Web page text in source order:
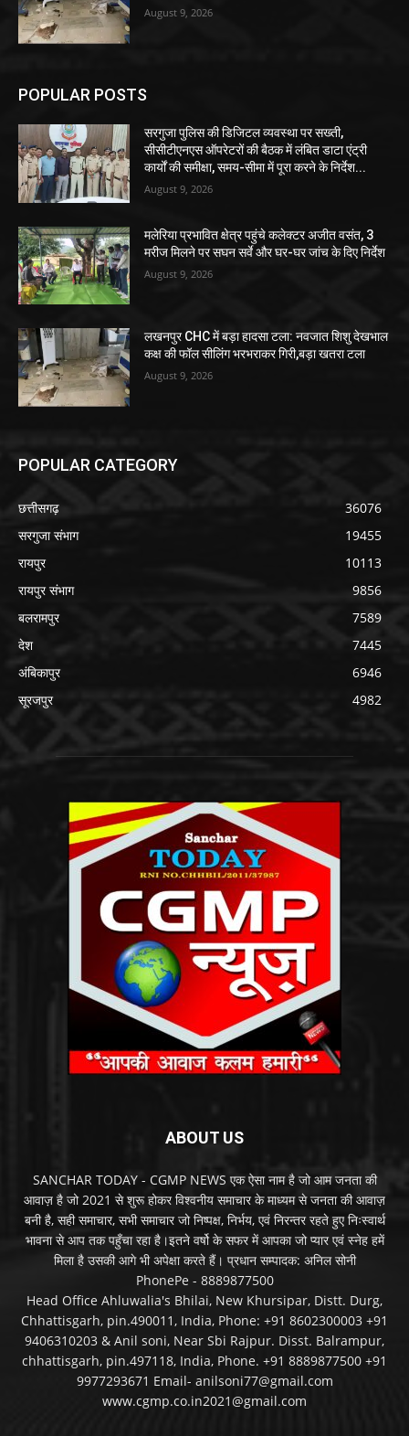
August 9, 2026
POPULAR POSTS
सरगुजा पुलिस की डिजिटल व्यवस्था पर सख्ती,
सीसीटीएनएस ऑपरेटरों की बैठक में लंबित डाटा एंट्री
कार्यों की समीक्षा, समय-सीमा में पूरा करने के निर्देश...
August 9, 2026
मलेरिया प्रभावित क्षेत्र पहुंचे कलेक्टर अजीत वसंत, 3
मरीज मिलने पर सघन सर्वे और घर-घर जांच के दिए निर्देश
August 9, 2026
लखनपुर CHC में बड़ा हादसा टला: नवजात शिशु देखभाल
कक्ष की फॉल सीलिंग भरभराकर गिरी,बड़ा खतरा टला
August 9, 2026
POPULAR CATEGORY
छत्तीसगढ़
36076
सरगुजा संभाग
19455
रायपुर
10113
रायपुर संभाग
9856
बलरामपुर
7589
देश
7445
अंबिकापुर
6946
सूरजपुर
4982
ABOUT US
SANCHAR TODAY - CGMP NEWS एक ऐसा नाम है जो आम जनता की
आवाज़ है जो 2021 से शुरू होकर विश्वनीय समाचार के माध्यम से जनता की आवाज़
बनी है, सही समाचार, सभी समाचार जो निष्पक्ष, निर्भय, एवं निरन्तर रहते हुए निःस्वार्थ
भावना से आप तक पहुँचा रहा है।इतने वर्षो के सफर में आपका जो प्यार एवं स्नेह हमें
मिला है उसकी आगे भी अपेक्षा करते हैं। प्रधान सम्पादक: अनिल सोनी
PhonePe - 8889877500
Head Office Ahluwalia's Bhilai, New Khursipar, Distt. Durg,
Chhattisgarh, pin.490011, India, Phone: +91 8602300003 +91
9406310203 & Anil soni, Near Sbi Rajpur. Disst. Balrampur,
chhattisgarh, pin.497118, India, Phone. +91 8889877500 +91
9977293671 Email- anilsoni77@gmail.com
www.cgmp.co.in2021@gmail.com